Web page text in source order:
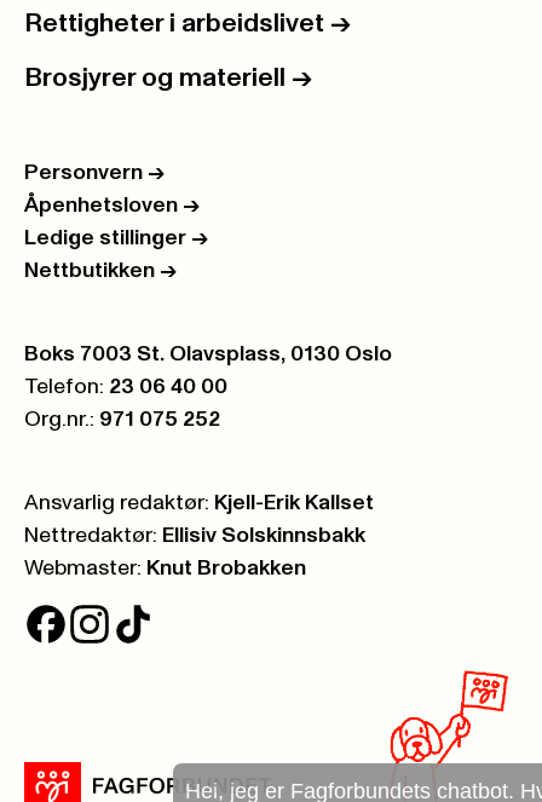
Hei, jeg er Fagforbundets chatbot. Hva kan jeg
Rettigheter i arbeidslivet ->
Brosjyrer og materiell ->
Personvern ->
Åpenhetsloven ->
Ledige stillinger ->
Nettbutikken ->
Postboks:
Boks 7003 St. Olavsplass, 0130 Oslo
Telefon: 23 06 40 00
Org.nr.: 971 075 252
Ansvarlig redaktør: Kjell-Erik Kallset
Nettredaktør: Ellisiv Solskinnsbakk
Webmaster: Knut Brobakken